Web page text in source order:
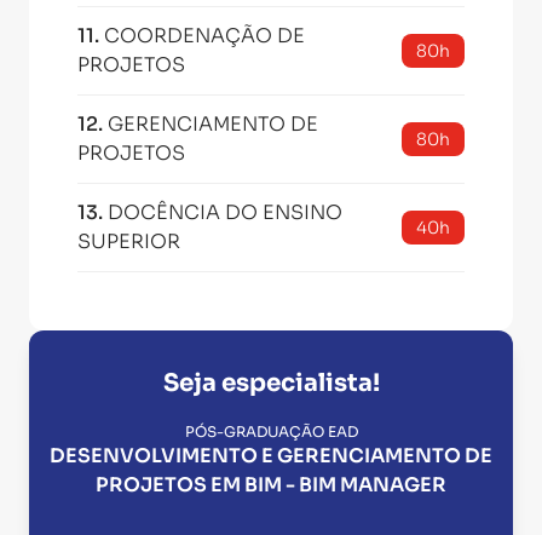
11. COORDENAÇÃO DE
PROJETOS
80h
12. GERENCIAMENTO DE
PROJETOS
80h
13. DOCÊNCIA DO ENSINO
SUPERIOR
40h
Seja especialista!
PÓS-GRADUAÇÃO EAD
DESENVOLVIMENTO E GERENCIAMENTO DE
PROJETOS EM BIM - BIM MANAGER